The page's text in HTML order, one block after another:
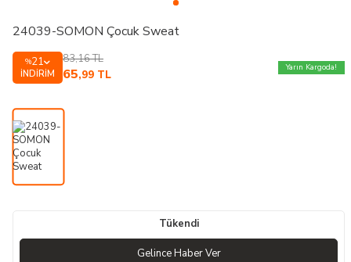
24039-SOMON Çocuk Sweat
%21
İNDIRIM
83,16TL
65,99 TL
Yarın Kargoda!
Tükendi
Gelince Haber Ver